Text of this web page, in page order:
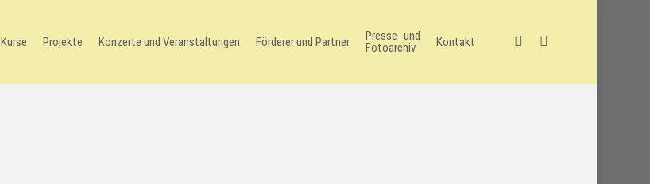
Kurse Projekte Konzerte und Veranstaltungen Förderer und Partner
Presse- und
Fotoarchiv
Kontakt facebookinstagram